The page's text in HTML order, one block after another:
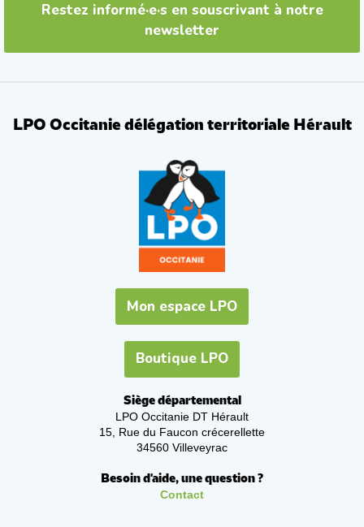
Restez informé·e·s en souscrivant à notre
newsletter
LPO Occitanie délégation territoriale Hérault
Mon espace LPO
Boutique LPO
Siège départemental
LPO Occitanie DT Hérault
15, Rue du Faucon crécerellette
34560 Villeveyrac
Besoin d'aide, une question ?
Contact